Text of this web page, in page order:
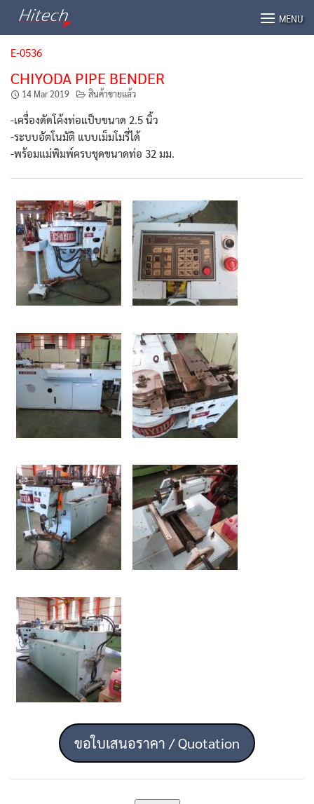
MENU
E-0536
CHIYODA PIPE BENDER
14 Mar 2019 สินค้าขายแล้ว
-เครื่องดัดโค้งท่อแป็บขนาด 2.5 นิ้ว
-ระบบอัตโนมัติ แบบเม็มโมรี่ได้
-พร้อมแม่พิมพ์ครบชุดขนาดท่อ 32 มม.
ขอใบเสนอราคา / Quotation